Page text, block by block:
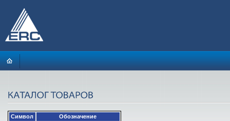
Символ
Обозначение